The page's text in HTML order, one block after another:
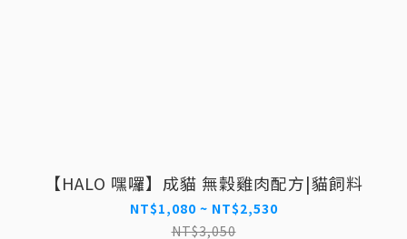
【HALO 嘿囉】成貓 無穀雞肉配方|貓飼料
NT$1,080 ~ NT$2,530
NT$3,050